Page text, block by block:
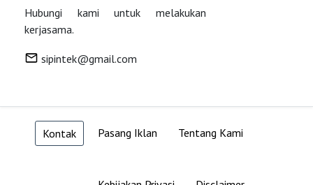
Hubungi kami untuk melakukan
kerjasama.
sipintek@gmail.com
Kontak Pasang Iklan Tentang Kami